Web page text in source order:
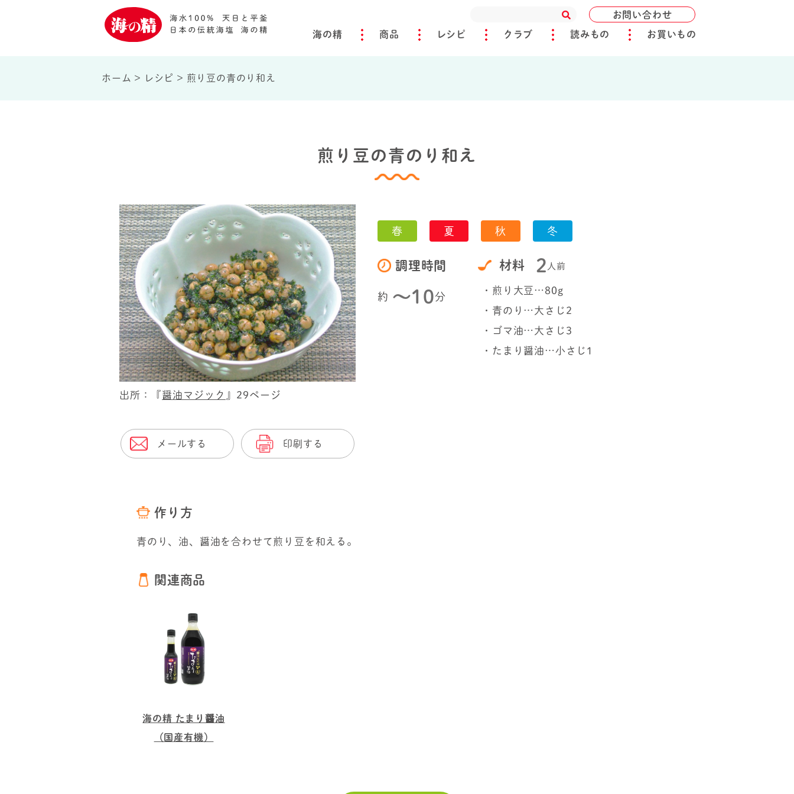
お問い合わせ
海の精 商品 レシピ クラブ 読みもの お買いもの
ホーム > レシピ > 煎り豆の青のり和え
煎り豆の青のり和え
出所：『醤油マジック 』29ページ
メールする 印刷する
春 夏 秋 冬
調理時間
約 〜10分
材料 2 人前
・煎り大豆…80g
・青のり…大さじ2
・ゴマ油…大さじ3
・たまり醤油…小さじ1
作り方
青のり、油、醤油を合わせて煎り豆を和える。
関連商品
海の精 たまり醤油
（国産有機）